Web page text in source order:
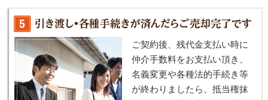
ご契約後、残代金支払い時に
仲介手数料をお支払い頂き、
名義変更や各種法的手続き等
が終わりましたら、抵当権抹